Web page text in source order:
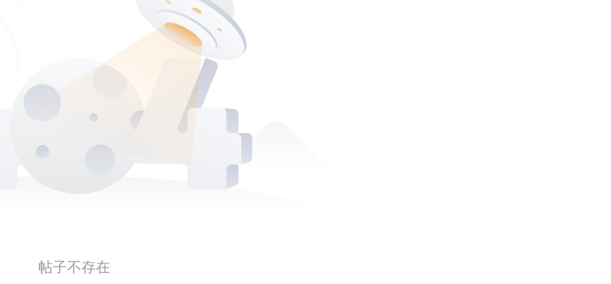
帖子不存在